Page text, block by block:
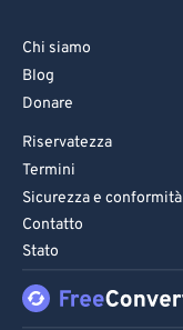
Chi siamo
Blog
Donare
Riservatezza
Termini
Sicurezza e conformità
Contatto
Stato